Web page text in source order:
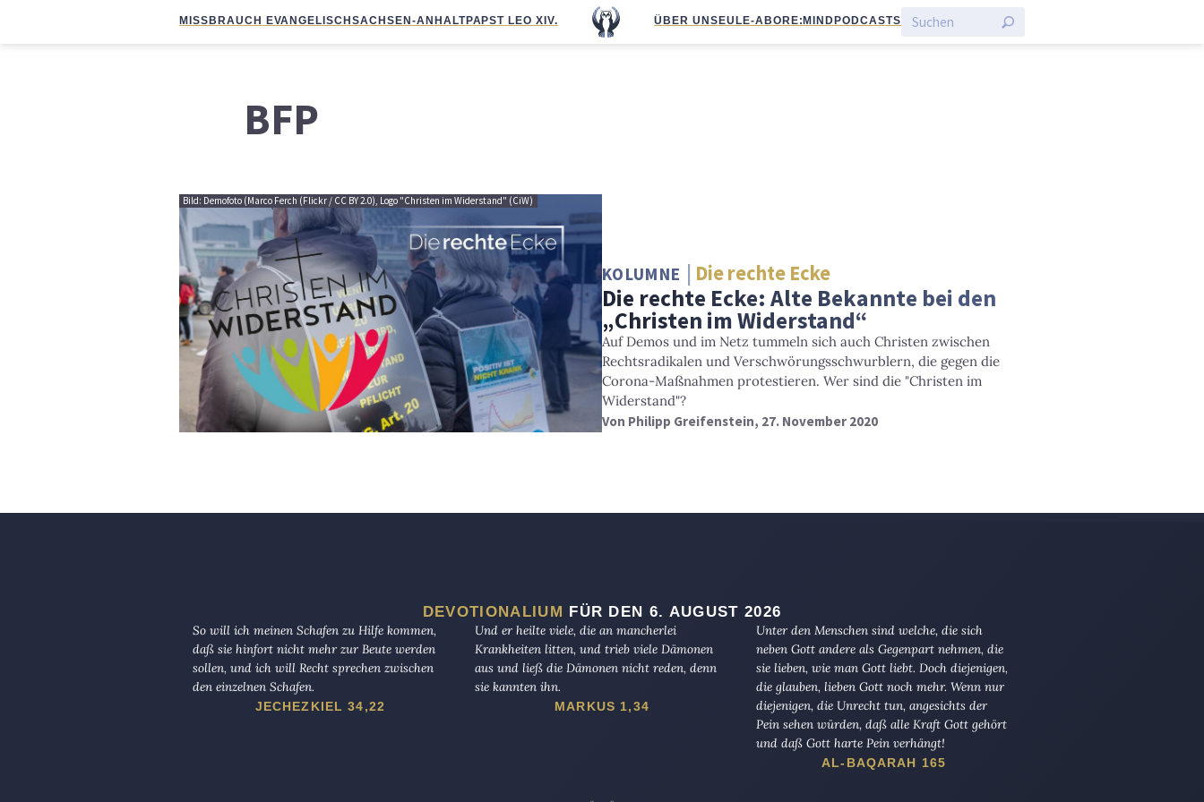
MISSBRAUCH EVANGELISCHSACHSEN-ANHALTPAPST LEO XIV. ÜBER UNS EULE-ABO RE:MIND PODCASTS
BFP
Bild: Demofoto (Marco Ferch (Flickr / CC BY 2.0), Logo "Christen im Widerstand" (CiW)
KOLUMNE Die rechte Ecke
Die rechte Ecke: Alte Bekannte bei den
„Christen im Widerstand“
Auf Demos und im Netz tummeln sich auch Christen zwischen
Rechtsradikalen und Verschwörungsschwurblern, die gegen die
Corona-Maßnahmen protestieren. Wer sind die "Christen im
Widerstand"?
Von Philipp Greifenstein, 27. November 2020
DEVOTIONALIUM FÜR DEN 6. AUGUST 2026
So will ich meinen Schafen zu Hilfe kommen,
daß sie hinfort nicht mehr zur Beute werden
sollen, und ich will Recht sprechen zwischen
den einzelnen Schafen.
JECHEZKIEL 34,22
Und er heilte viele, die an mancherlei
Krankheiten litten, und trieb viele Dämonen
aus und ließ die Dämonen nicht reden, denn
sie kannten ihn.
MARKUS 1,34
Unter den Menschen sind welche, die sich
neben Gott andere als Gegenpart nehmen, die
sie lieben, wie man Gott liebt. Doch diejenigen,
die glauben, lieben Gott noch mehr. Wenn nur
diejenigen, die Unrecht tun, angesichts der
Pein sehen würden, daß alle Kraft Gott gehört
und daß Gott harte Pein verhängt!
AL-BAQARAH 165